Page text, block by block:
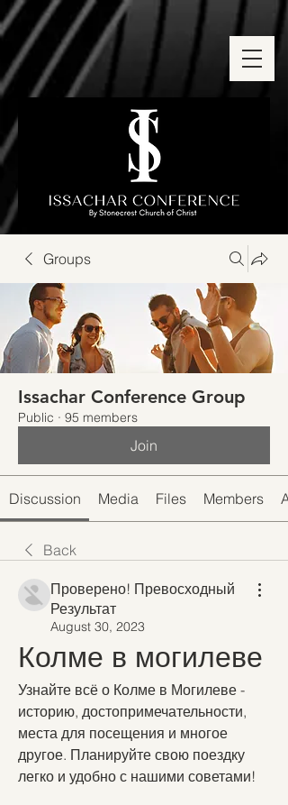
Groups
Issachar Conference Group
Public · 95 members
Join
Discussion Media Files Members
Back
Проверено! Превосходный
Результат
August 30, 2023
Колме в могилеве
Узнайте всё о Колме в Могилеве -
историю, достопримечательности,
места для посещения и многое
другое. Планируйте свою поездку
легко и удобно с нашими советами!